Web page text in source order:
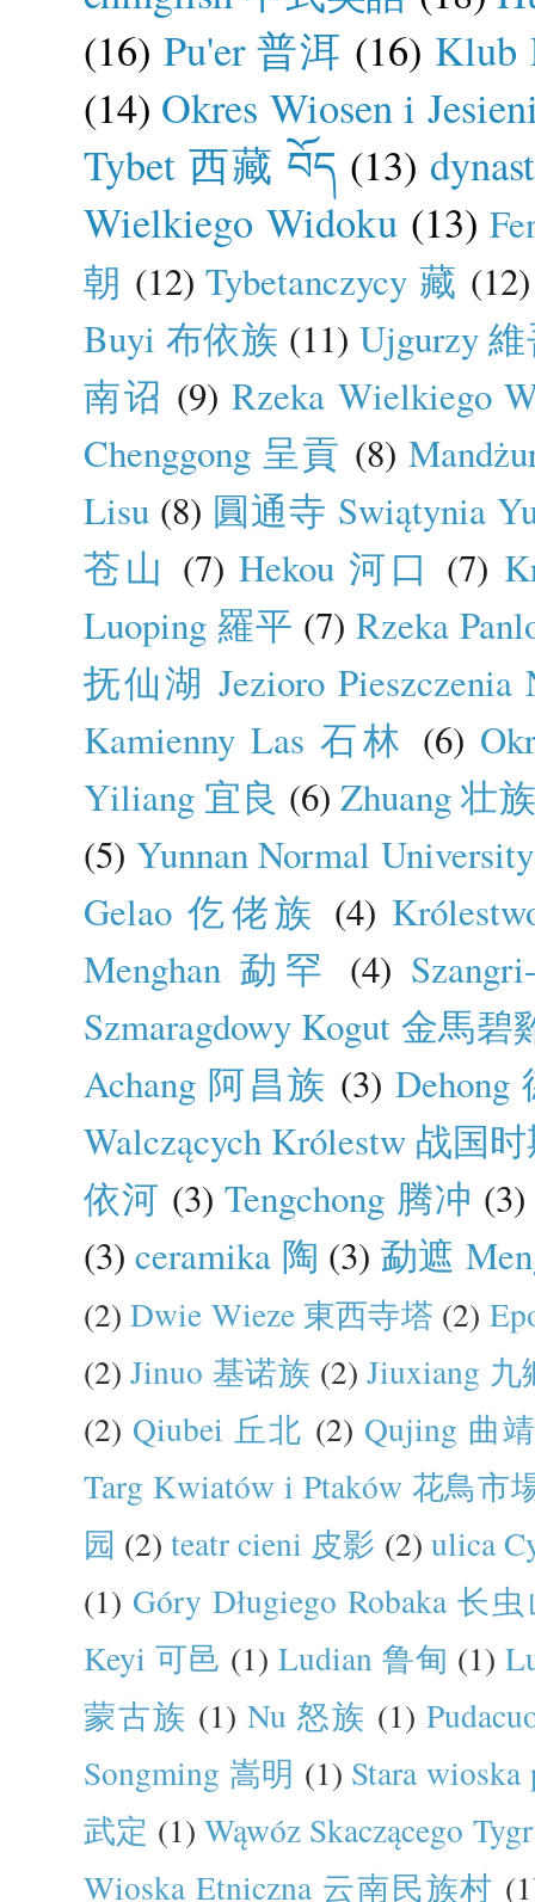
(16) Pu'er 普洱 (16) Klub
(14) Okres Wiosen i
Tybet 西藏 བོད (13)
Wielkiego Widoku (13)
朝 (12) Tybetanczycy 藏 (12)
Buyi 布依族 (11) Ujgurzy
南诏 (9) Rzeka Wielkiego
Chenggong 呈貢 (8)
Lisu (8) 圓通寺 Swiątynia
苍山 (7) Hekou 河口 (7)
Luoping 羅平 (7) Rzeka
抚仙湖 Jezioro Pieszczenia
Kamienny Las 石林 (6)
Yiliang 宜良 (6) Zhuang 壮族
(5) Yunnan Normal
Gelao 仡佬族 (4)
Menghan 勐罕 (4)
Szmaragdowy Kogut 金馬碧
Achang 阿昌族 (3) Dehong
Walczących Królestw 战国
依河 (3) Tengchong 腾冲 (3)
(3) ceramika 陶 (3) 勐遮
(2) Dwie Wieze 東西寺塔 (2)
(2) Jinuo 基诺族 (2) Jiuxiang 九
(2) Qiubei 丘北 (2) Qujing 曲
Targ Kwiatów i Ptaków 花鳥市
园 (2) teatr cieni 皮影 (2) ulica
(1) Góry Długiego Robaka 长
Keyi 可邑 (1) Ludian 鲁甸 (1)
蒙古族 (1) Nu 怒族 (1)
Songming 嵩明 (1) Stara
武定 (1) Wąwóz Skaczącego
Wioska Etniczna 云南民族村